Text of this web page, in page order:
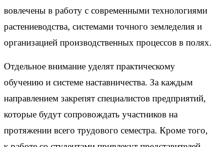
вовлечены в работу с современными технологиями
растениеводства, системами точного земледелия и
организацией производственных процессов в полях.
Отдельное внимание уделят практическому
обучению и системе наставничества. За каждым
направлением закрепят специалистов предприятий,
которые будут сопровождать участников на
протяжении всего трудового семестра. Кроме того,